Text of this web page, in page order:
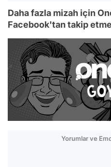
Daha fazla mizah için
Facebook'tan takip
Yorumlar ve